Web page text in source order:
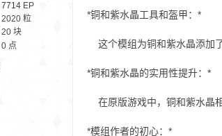
7714 EP
2020 粒
20 块
0 点
*铜和紫水晶工具和盔甲：*
这个模组为铜和紫水晶添加
*铜和紫水晶的实用性提升：*
在原版游戏中，铜和紫水晶
*模组作者的初心：*